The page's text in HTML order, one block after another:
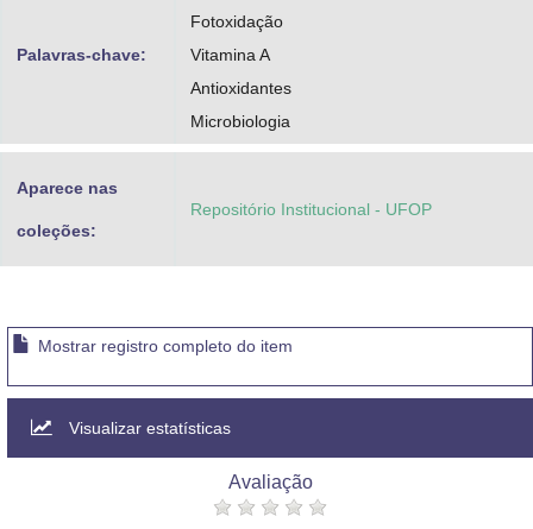
Palavras-chave:
Fotoxidação
Vitamina A
Antioxidantes
Microbiologia
Aparece nas
coleções:
Repositório Institucional - UFOP
Mostrar registro completo do item
Visualizar estatísticas
Avaliação